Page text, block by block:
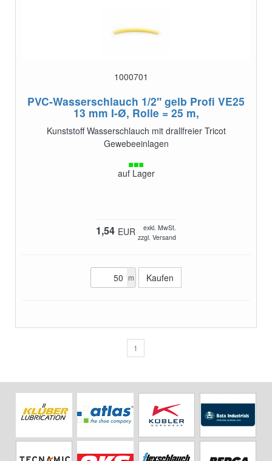
1000701
PVC-Wasserschlauch 1/2" gelb Profi VE25
13 mm I-Ø, Rolle = 25 m,
Kunststoff Wasserschlauch mit drallfreier Tricot
Gewebeeinlagen
auf Lager
1,54 EUR
exkl. MwSt.
zzgl. Versand
m
1